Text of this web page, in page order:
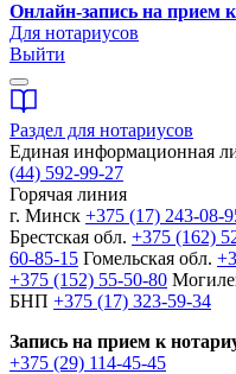
Онлайн-запись на прием
Для нотариусов
Выйти
Раздел для нотариусов
Единая информационная
(44) 592-99-27
Горячая линия
г. Минск +375 (17) 243-08-
Брестская обл. +375 (162)
60-85-15 Гомельская обл.
+375 (152) 55-50-80
БНП +375 (17) 323-59-34
Запись на прием к
+375 (29) 114-45-45